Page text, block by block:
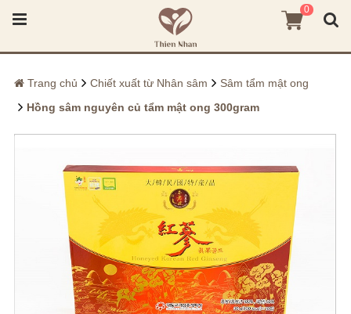
0
Trang chủ Chiết xuất từ Nhân sâm
Sâm tẩm mật ong
Hồng sâm nguyên củ tẩm mật ong 300gram